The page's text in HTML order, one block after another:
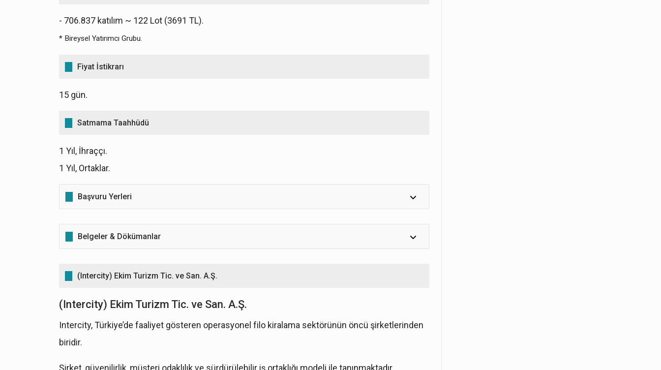
- 706.837 katılım ~ 122 Lot (3691 TL).
* Bireysel Yatırımcı Grubu.
Fiyat İstikrarı
15 gün.
Satmama Taahhüdü
1 Yıl, İhraççı.
1 Yıl, Ortaklar.
Başvuru Yerleri
Ak Yatırım Menkul Değerler A.Ş.
Vakıf Yatırım Menkul Değerler A.Ş.
Belgeler & Dökümanlar
SPK Onaylı İzahname
İzahname Sayfa 174-320
Tasarruf Sahiplerine Satış Duyurusu
(Intercity) Ekim Turizm Tic. ve San. A.Ş.
(Intercity) Ekim Turizm Tic. ve San. A.Ş.
Intercity, Türkiye’de faaliyet gösteren operasyonel filo kiralama sektörünün öncü şirketlerinden
biridir.
Şirket, güvenilirlik, müşteri odaklılık ve sürdürülebilir iş ortaklığı modeli ile tanınmaktadır.